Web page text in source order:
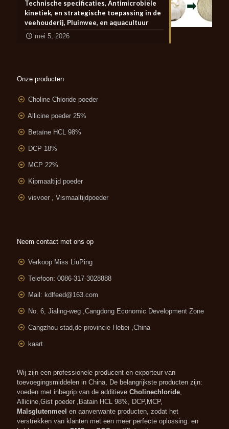
Technische specificaties, Antimicrobiële
kinetiek, en strategische toepassing in de
veehouderij, Pluimvee, en aquacultuur
mei 5, 2026
Onze producten
Choline Chloride poeder
Allicine poeder 25%
Betaïne HCL 98%
DCP 18%
MCP 22%
Kipmaaltijd poeder
visvoer , Vismaaltijdpoeder
Neem contact met ons op
Verkoop Miss LiuPing
Telefoon: 0086-317-3028888
Mail: kdlfeed@163.com
No. 6, Jialing-weg ,Cangdong Economic Development Zone
Cangzhou stad,de provincie Hebei ,China
kaart
Wij zijn een professionele producent en exporteur van
toevoegingsmiddelen in China, De belangrijkste producten zijn:
voeden met inbegrip van de additieve Cholinechloride,
Allicine,Gist poeder ,Batain HCL 98%, DCP,MCP,
Maïsglutenmeel en aanverwante producten, zodat het
verstrekken van klanten met een meer perfecte oplossing. en